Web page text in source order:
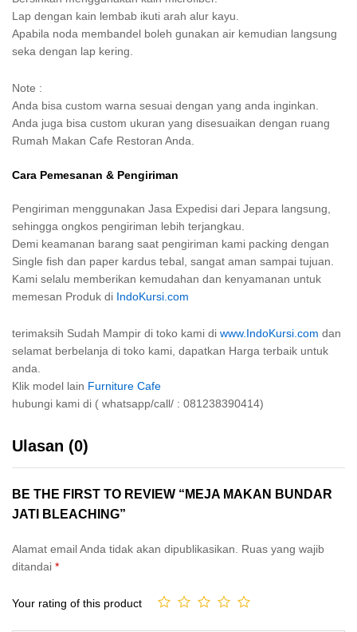
Lap dengan kain lembab ikuti arah alur kayu.
Apabila noda membandel boleh gunakan air kemudian langsung
seka dengan lap kering.
Note :
Anda bisa custom warna sesuai dengan yang anda inginkan.
Anda juga bisa custom ukuran yang disesuaikan dengan ruang
Rumah Makan Cafe Restoran Anda.
Cara Pemesanan & Pengiriman
Pengiriman menggunakan Jasa Expedisi dari Jepara langsung,
sehingga ongkos pengiriman lebih terjangkau.
Demi keamanan barang saat pengiriman kami packing dengan
Single fish dan paper kardus tebal, sangat aman sampai tujuan.
Kami selalu memberikan kemudahan dan kenyamanan untuk
memesan Produk di IndoKursi.com
terimaksih Sudah Mampir di toko kami di www.IndoKursi.com dan
selamat berbelanja di toko kami, dapatkan Harga terbaik untuk
anda.
Klik model lain Furniture Cafe
hubungi kami di ( whatsapp/call/ : 081238390414)
Ulasan (0)
BE THE FIRST TO REVIEW “MEJA MAKAN BUNDAR
JATI BLEACHING”
Alamat email Anda tidak akan dipublikasikan.
Ruas yang wajib
ditandai *
Your rating of this product